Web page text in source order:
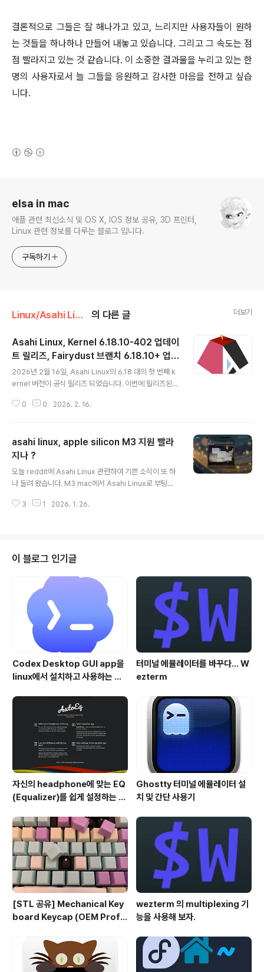
결론적으로 그들은 잘 해나가고 있고, 느리지만 사용자들이 원하
는 것들을 하나하나 만들어 내놓고 있습니다. 그리고 그 속도는 점
점 빨라지고 있는 것 같습니다. 이 소중한 결과물을 누리고 있는 한
명의 사용자로서 늘 그들을 응원하고 감사한 마음을 전하고 싶습
니다.
elsa in mac
애플 관련 최신소식 및 OS X, IOS 정보 공유, 3D 프린터,
Linux 관련 정보를 다루는 블로그 입니다.
구독하기
Linux/Asahi Linux 의 다른 글 더보기
Asahi Linux, Kernel 6.18.10-402 업데이
트 릴리즈, Fairydust 브랜치 6.18.10+ 업데
이트
2026년 2월 16일, Asahi Linux의 6.18 대의 첫 번째 k
ernel 버전이 공식 릴리즈 되었습니다. 이번에 릴리즈된 k
ble 버전은 6.18.10 이고, Mainline(최신) 버전은 6.19
Term Support) Kernel로 지정되어 있기 때문에, 202
7년 12월까지 유지보수가 유지됩니다. Asahi Linux와 관
련된 6.18.10 의 주요 내용은 다음과 같습니다. 1. USB-C
업스트림, USB-C 드라이버가 6.18 , 6.19 버전의 사양을
0 0 2026. 2. 16.
asahi linux, apple silicon M3 지원 빨라
지나 ?
오늘 reddit에 Asahi Linux 관련하여 기쁜 소식이 또 하
나 들려 왔습니다. M3 mac에서 Asahi Linux로 부팅을
마, 개발진 중 한 분이 올리신 것 같은데, 기본적으로 내장
이상으로 Asahi Team이 빠르게 작업하고 있는 것 같습
니다. Asahi Linux 공식 Kernel Github에 가 보면, 6.1
8.x , 6.19.x 그리고 6.20.x 까지 단계를 나눠 진행을 하고
있는 것으로 보이며, Thunderbolt에 대한 코..
3 1 2026. 1. 26.
이 블로그 인기글
Codex Desktop GUI app을
linux에서 설치하고 사용하는 방
터미널 에뮬레이터를 바꾸다... W
ezterm
자신의 headphone에 맞는 EQ
(Equalizer)를 쉽게 설정하는 방
Ghostty 터미널 에뮬레이터 설
치 및 간단 사용기
[STL 공유] Mechanical Key
board Keycap (OEM Profil
wezterm 의 multiplexing 기
능을 사용해 보자.